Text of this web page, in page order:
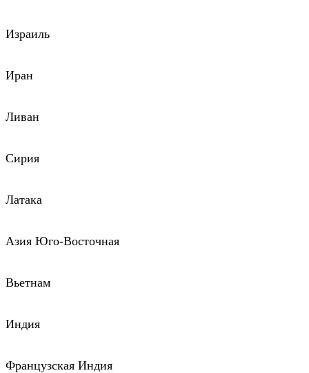
Израиль
Иран
Ливан
Сирия
Латака
Азия Юго-Восточная
Вьетнам
Индия
Французская Индия